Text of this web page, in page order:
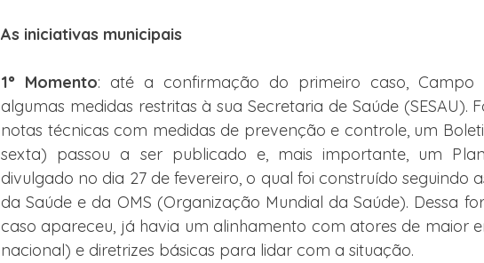
As iniciativas municipais
1° Momento: até a confirmação do primeiro caso, Campo
algumas medidas restritas à sua Secretaria de Saúde (SESAU).
notas técnicas com medidas de prevenção e controle, um
sexta) passou a ser publicado e, mais importante, um
divulgado no dia 27 de fevereiro, o qual foi construído seguindo
da Saúde e da OMS (Organização Mundial da Saúde). Dessa
caso apareceu, já havia um alinhamento com atores de maior
nacional) e diretrizes básicas para lidar com a situação.